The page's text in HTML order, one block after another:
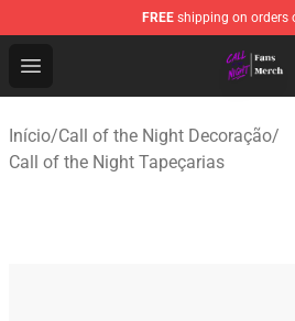
FREE shipping on orders
Open menu
Call of the Night Store -
Início/Call of the Night Decoração/
Call of the Night Tapeçarias